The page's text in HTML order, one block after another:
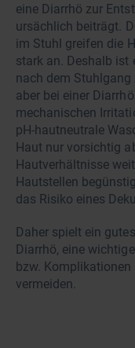
eine Diarrhö zur
ursächlich beiträgt.
im Stuhl greifen die
stark an. Deshalb ist
nach dem
aber bei einer
mechanischen
pH-hautneutrale
Haut nur vorsichtig
Hautverhältnisse
Hautstellen
das Risiko eines
Daher spielt ein
Diarrhö, eine
bzw.
vermeiden.